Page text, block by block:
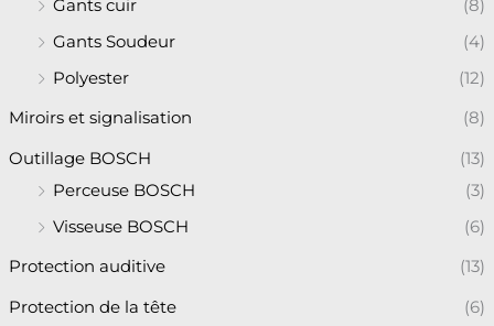
Gants cuir
(8)
Gants Soudeur
(4)
Polyester
(12)
Miroirs et signalisation (8)
Outillage BOSCH
(13)
Perceuse BOSCH
(3)
Visseuse BOSCH
(6)
Protection auditive (13)
Protection de la tête
(6)